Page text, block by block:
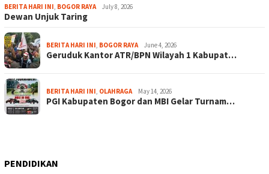
BERITA HARI INI, BOGOR RAYA July 8, 2026
Dewan Unjuk Taring
BERITA HARI INI, BOGOR RAYA June 4, 2026
Geruduk Kantor ATR/BPN Wilayah 1 Kabupat…
BERITA HARI INI, OLAHRAGA May 14, 2026
PGI Kabupaten Bogor dan MBI Gelar Turnam…
PENDIDIKAN